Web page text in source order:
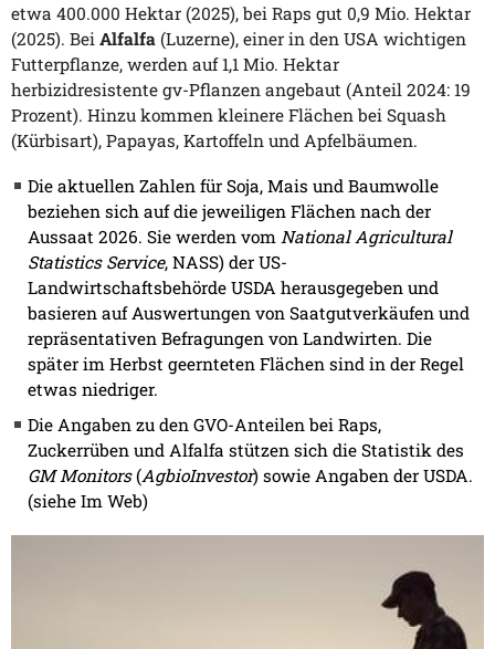
etwa 400.000 Hektar (2025), bei Raps gut 0,9 Mio. Hektar
(2025). Bei Alfalfa (Luzerne), einer in den USA wichtigen
Futterpflanze, werden auf 1,1 Mio. Hektar
herbizidresistente gv-Pflanzen angebaut (Anteil 2024: 19
Prozent). Hinzu kommen kleinere Flächen bei Squash
(Kürbisart), Papayas, Kartoffeln und Apfelbäumen.
Die aktuellen Zahlen für Soja, Mais und Baumwolle
beziehen sich auf die jeweiligen Flächen nach der
Aussaat 2026. Sie werden vom National Agricultural
Statistics Service, NASS) der US-
Landwirtschaftsbehörde USDA herausgegeben und
basieren auf Auswertungen von Saatgutverkäufen und
repräsentativen Befragungen von Landwirten. Die
später im Herbst geernteten Flächen sind in der Regel
etwas niedriger.
Die Angaben zu den GVO-Anteilen bei Raps,
Zuckerrüben und Alfalfa stützen sich die Statistik des
GM Monitors(AgbioInvestor) sowie Angaben der USDA.
(siehe Im Web)